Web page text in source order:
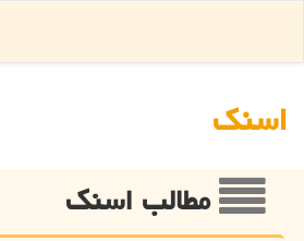
اسنك
مطالب اسنك